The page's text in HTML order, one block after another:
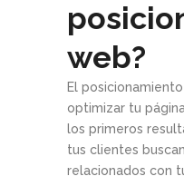
web?
El
optimizar tu
los primeros
tus clientes
relacionados con